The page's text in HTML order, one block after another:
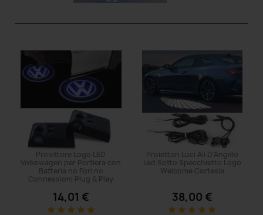
Proiettore Logo LED
Volkswagen per Portiera con
Batteria no Fori no
Connessioni Plug & Play
14,01 €
star star star star star
Proiettori Luci Ali D'Angelo
Led Sotto Specchietto Logo
Welcome Cortesia
38,00 €
star star star star star